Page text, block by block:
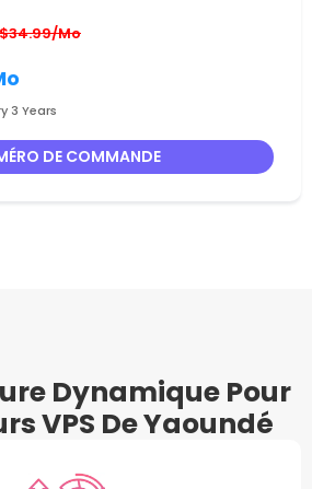
$34.99/Mo
3 Years
DE COMMANDE
Dynamique Pour
VPS De Yaoundé